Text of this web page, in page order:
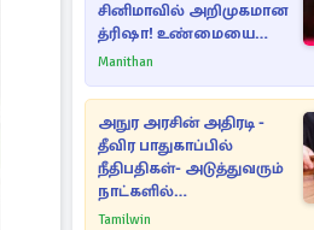
சினிமாவில் அறிமுகமான
த்ரிஷா! உண்மையை
பகிர்ந்த இயக்குநர் பிரவீன்
Manithan
அநுர அரசின் அதிரடி -
தீவிர பாதுகாப்பில்
நீதிபதிகள்- அடுத்துவரும்
நாட்களில்
அம்பலமாகவுள்ள ரகசியம்
Tamilwin